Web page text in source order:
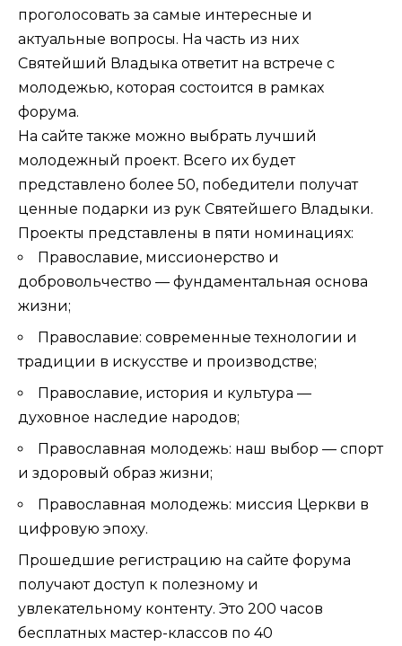
проголосовать за самые интересные и
актуальные вопросы. На часть из них
Святейший Владыка ответит на встрече с
молодежью, которая состоится в рамках
форума.
На сайте также можно выбрать лучший
молодежный проект. Всего их будет
представлено более 50, победители получат
ценные подарки из рук Святейшего Владыки.
Проекты представлены в пяти номинациях:
Православие, миссионерство и
добровольчество — фундаментальная основа
жизни;
Православие: современные технологии и
традиции в искусстве и производстве;
Православие, история и культура —
духовное наследие народов;
Православная молодежь: наш выбор — спорт
и здоровый образ жизни;
Православная молодежь: миссия Церкви в
цифровую эпоху.
Прошедшие регистрацию на сайте форума
получают доступ к полезному и
увлекательному контенту. Это 200 часов
бесплатных мастер-классов по 40